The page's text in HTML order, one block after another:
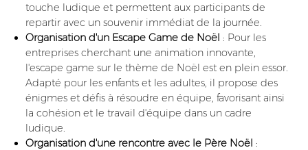
touche ludique et permettent aux participants de
repartir avec un souvenir immédiat de la journée.
Organisation d'un Escape Game de Noël : Pour les
entreprises cherchant une animation innovante,
l'escape game sur le thème de Noël est en plein essor.
Adapté pour les enfants et les adultes, il propose des
énigmes et défis à résoudre en équipe, favorisant ainsi
la cohésion et le travail d'équipe dans un cadre
ludique.
Organisation d'une rencontre avec le Père Noël :